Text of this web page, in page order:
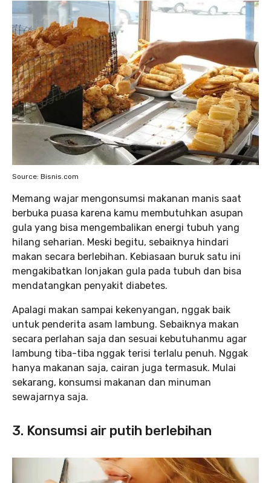
Source: Bisnis.com
Memang wajar mengonsumsi makanan manis saat
berbuka puasa karena kamu membutuhkan asupan
gula yang bisa mengembalikan energi tubuh yang
hilang seharian. Meski begitu, sebaiknya hindari
makan secara berlebihan. Kebiasaan buruk satu ini
mengakibatkan lonjakan gula pada tubuh dan bisa
mendatangkan penyakit diabetes.
Apalagi makan sampai kekenyangan, nggak baik
untuk penderita asam lambung. Sebaiknya makan
secara perlahan saja dan sesuai kebutuhanmu agar
lambung tiba-tiba nggak terisi terlalu penuh. Nggak
hanya makanan saja, cairan juga termasuk. Mulai
sekarang, konsumsi makanan dan minuman
sewajarnya saja.
3. Konsumsi air putih berlebihan